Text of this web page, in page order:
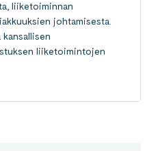
liiketoiminnan
johtamisesta.
liiketoimintojen